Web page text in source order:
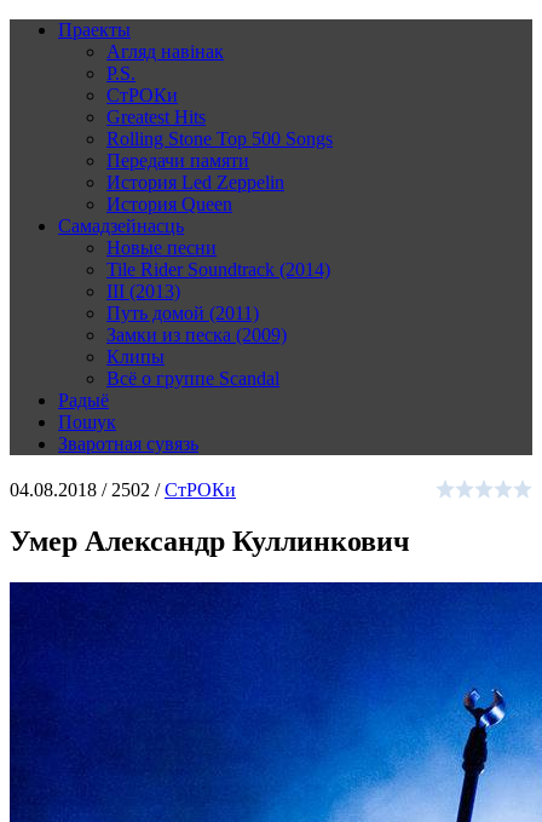
Праекты
Агляд навінак
P.S.
СтРОКи
Greatest Hits
Rolling Stone Top 500 Songs
Передачи памяти
История Led Zeppelin
История Queen
Самадзейнасць
Новые песни
Tile Rider Soundtrack (2014)
III (2013)
Путь домой (2011)
Замки из песка (2009)
Клипы
Всё о группе Scandal
Радыё
Пошук
Зваротная сувязь
04.08.2018 / 2502 / СтРОКи
Умер Александр Куллинкович